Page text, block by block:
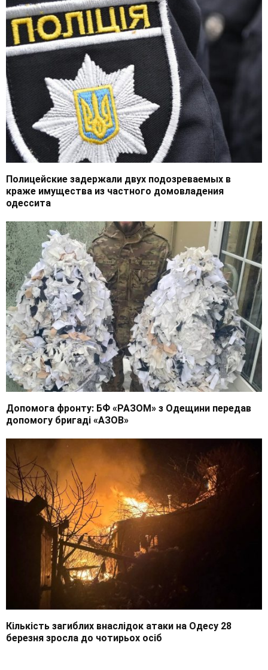
Полицейские задержали двух подозреваемых в
краже имущества из частного домовладения
одессита
Допомога фронту: БФ «РАЗОМ» з Одещини передав
допомогу бригаді «АЗОВ»
Кількість загиблих внаслідок атаки на Одесу 28
березня зросла до чотирьох осіб